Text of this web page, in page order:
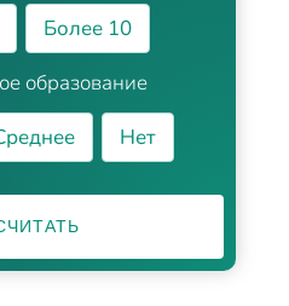
Более 10
образование
Нет